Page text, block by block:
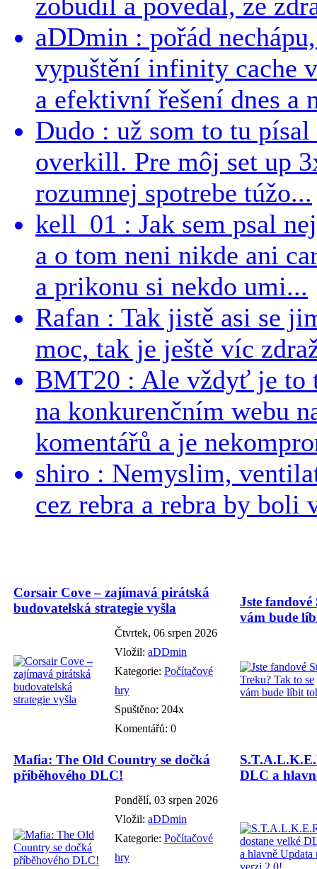
aDDmin : pořád
vypuštění infinity cache
a efektivní řešení dnes a
Dudo : už som to tu
overkill. Pre môj set up
rozumnej spotrebe túžo...
kell_01 : Jak sem psal
a o tom neni nikde ani
a prikonu si nekdo umi...
Rafan : Tak jistě asi se
moc, tak je ještě víc
BMT20 : Ale vždyť je to
na konkurenčním webu
komentářů a je
shiro : Nemyslim,
cez rebra a rebra by boli
Corsair Cove – zajímavá pirátská
budovatelská strategie vyšla
Čtvrtek, 06 srpen 2026
Vložil: aDDmin
Kategorie: Počítačové
hry
Spuštěno: 204x
Komentářů: 0
Jste
vám bude
Mafia: The Old Country se dočká
příběhového DLC!
Pondělí, 03 srpen 2026
Vložil: aDDmin
Kategorie: Počítačové
hry
DLC a